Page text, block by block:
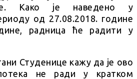
Како је наведено у
од 27.08.2018. године
радница ће радити у
Студенице кажу да је ово
не ради у кратком